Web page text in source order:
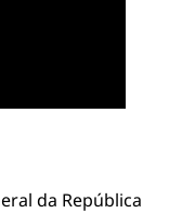
da República